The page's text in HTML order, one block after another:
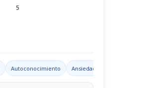
5
Autoconocimiento Ansiedad